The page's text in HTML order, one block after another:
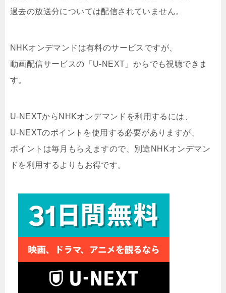
過去の放送分については配信されていません。
NHKオンデマンドは有料のサービスですが、
動画配信サービスの「 U-NEXT 」からでも視聴できま
す。
U-NEXTからNHKオンデマンドを利用するには、
U-NEXTのポイントを使用する必要がありますが、
ポイントは毎月もらえますので、別途NHKオンデマン
ドを利用するよりもお得です。